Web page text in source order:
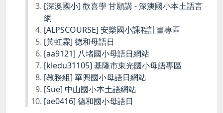
[深澳國小] 歡喜學 甘願講 - 深澳國小本土語言
網
[ALPSCOURSE] 安樂國小課程計畫專區
[黃虹霖] 德和母語日
[aa9121] 八堵國小母語日網站
[kledu31105] 基隆市東光國小母語專區
[教務組] 華興國小母語日網站
[Sue] 中山國小本土語網站
[ae0416] 德和國小母語日